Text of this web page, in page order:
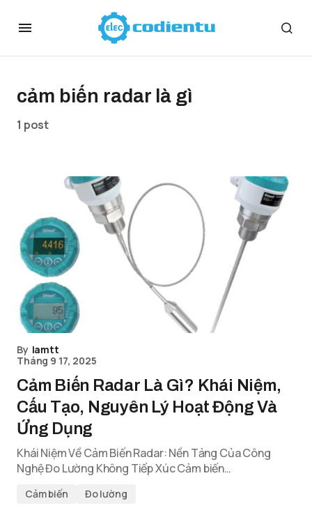
cảm biến radar là gì
1 post
By lamtt
Tháng 9 17, 2025
Cảm Biến Radar Là Gì? Khái Niệm,
Cấu Tạo, Nguyên Lý Hoạt Động Và
Ứng Dụng
Khái Niệm Về Cảm Biến Radar: Nền Tảng Của Công
Nghệ Đo Lường Không Tiếp Xúc Cảm biến…
Cảm biến Đo lường